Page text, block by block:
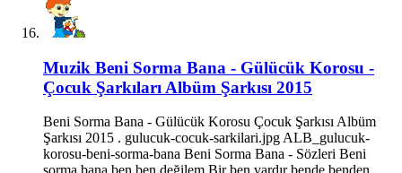
Muzik Beni Sorma Bana - Gülücük Korosu -
Çocuk Şarkıları Albüm Şarkısı 2015
Beni Sorma Bana - Gülücük Korosu Çocuk Şarkısı Albüm
Şarkısı 2015 . gulucuk-cocuk-sarkilari.jpg ALB_gulucuk-
korosu-beni-sorma-bana Beni Sorma Bana - Sözleri Beni